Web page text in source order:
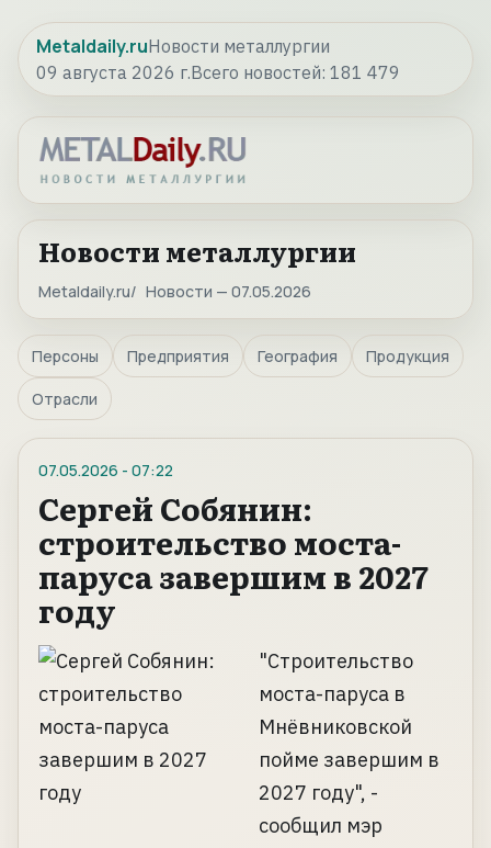
Metaldaily.ruНовости металлургии
09 августа 2026 г.Всего новостей: 181 479
Новости металлургии
Metaldaily.ru Новости — 07.05.2026
Персоны Предприятия География Продукция
Отрасли
07.05.2026 - 07:22
Сергей Собянин:
строительство моста-
паруса завершим в 2027
году
"Строительство
моста-паруса в
Мнёвниковской
пойме завершим в
2027 году", -
сообщил мэр